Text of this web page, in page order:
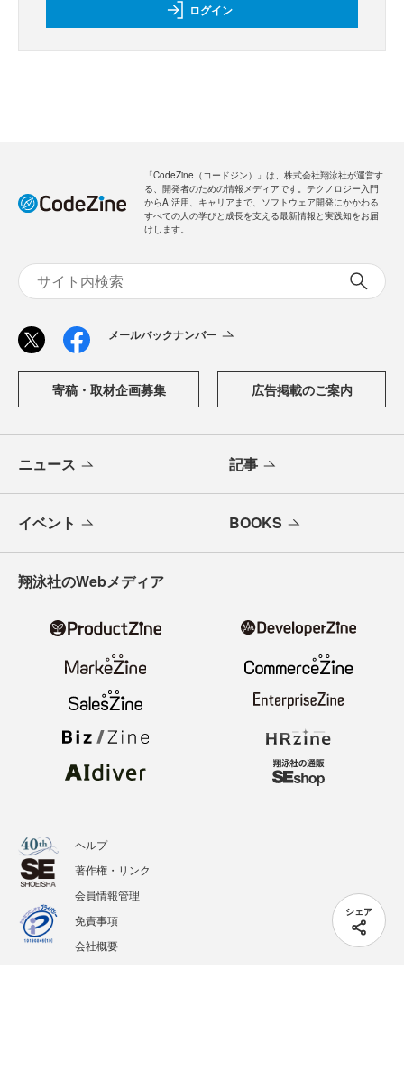
シェア
ログイン
「CodeZine（コードジン）」は、株式会社翔泳社が運営す
る、開発者のための情報メディアです。テクノロジー入門
からAI活用、キャリアまで、ソフトウェア開発にかかわる
すべての人の学びと成長を支える最新情報と実践知をお届
けします。
メールバックナンバー
寄稿・取材企画募集 広告掲載のご案内
ニュース 記事
イベント BOOKS
翔泳社のWebメディア
ヘルプ
著作権・リンク
会員情報管理
免責事項
会社概要